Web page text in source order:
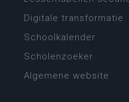
Digitale transformatie
Schoolkalender
Scholenzoeker
Algemene website